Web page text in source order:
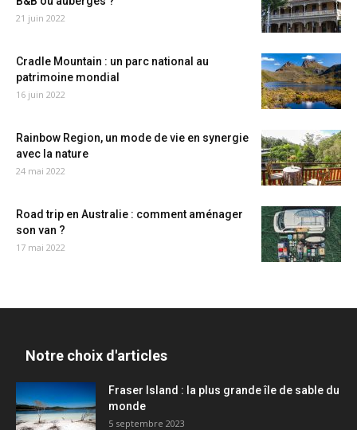
21 juin 2022
Cradle Mountain : un parc national au
patrimoine mondial
16 juin 2022
Rainbow Region, un mode de vie en synergie
avec la nature
24 mai 2022
Road trip en Australie : comment aménager
son van ?
17 mai 2022
Notre choix d'articles
Fraser Island : la plus grande île de sable du
monde
5 septembre 2023